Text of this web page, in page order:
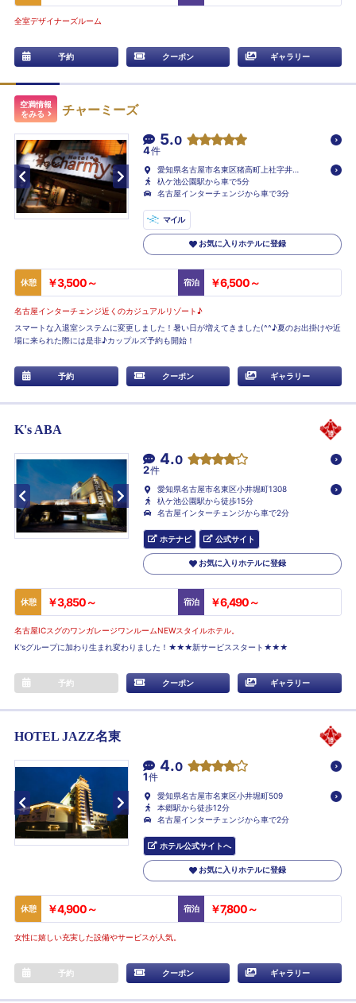
全室デザイナーズルーム
予約 クーポン ギャラリー
空満情報
をみる
チャーミーズ
5.0
4件
愛知県名古屋市名東区猪高町上社字井堀
24-1
杁ケ池公園駅から車で5分
名古屋インターチェンジから車で3分
マイル
お気に入りホテルに登録
休憩 ￥3,500～ 宿泊 ￥6,500～
名古屋インターチェンジ近くのカジュアルリゾート♪
スマートな入退室システムに変更しました！暑い日が増えてきました(^^♪夏のお出掛けや近
場に来られた際には是非♪カップルズ予約も開始！
予約 クーポン ギャラリー
K's ABA
4.0
2件
愛知県名古屋市名東区小井堀町1308
杁ケ池公園駅から徒歩15分
名古屋インターチェンジから車で2分
ホテナビ 公式サイト
お気に入りホテルに登録
休憩 ￥3,850～ 宿泊 ￥6,490～
名古屋ICスグのワンガレージワンルームNEWスタイルホテル。
K'sグループに加わり生まれ変わりました！★★★新サービススタート★★★
予約 クーポン ギャラリー
HOTEL JAZZ名東
4.0
1件
愛知県名古屋市名東区小井堀町509
本郷駅から徒歩12分
名古屋インターチェンジから車で2分
ホテル公式サイトへ
お気に入りホテルに登録
休憩 ￥4,900～ 宿泊 ￥7,800～
女性に嬉しい充実した設備やサービスが人気。
予約 クーポン ギャラリー